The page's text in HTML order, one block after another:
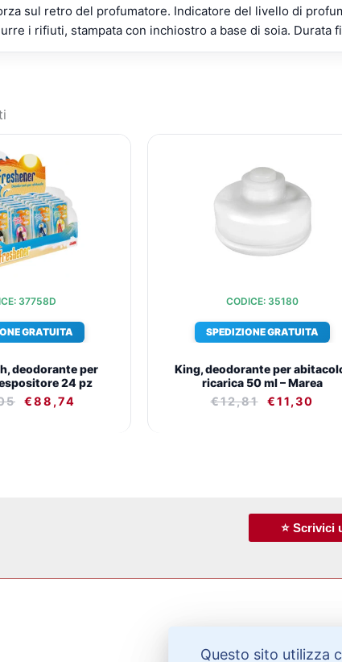
sul retro del profumatore. Indicatore del livello di
i rifiuti, stampata con inchiostro a base di soia. Durata
37758D
GRATUITA
deodorante per
24 pz
PREZZO
ORIGINALE
ERA:
€125,05.
€88,74
CODICE: 35180
SPEDIZIONE GRATUITA
King, deodorante per
ricarica 50 ml – Marea
€12,81
ORIGINALE
ERA:
€12,81.
€11,30
⭐ Scrivici
Bisogno di
Questo sito utilizza